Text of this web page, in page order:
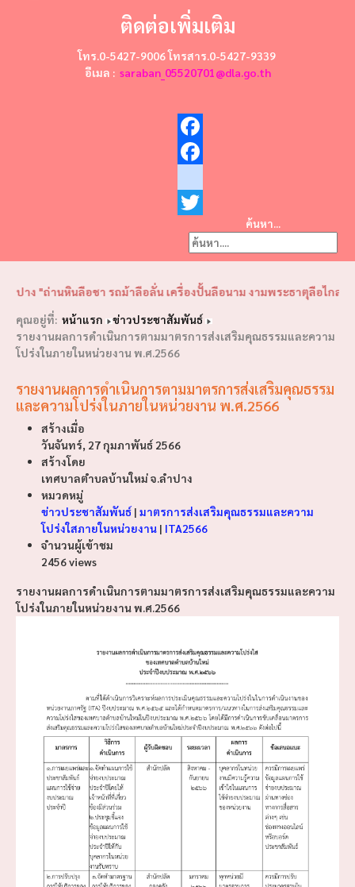
ติดต่อเพิ่มเติม
โทร.0-5427-9006 โทรสาร.0-5427-9339
อีเมล : saraban_05520701@dla.go.th
Twitter
ค้นหา...
"ถ่านหินลือชา รถม้าลือลั่น เครื่องปั้นลือนาม งามพระธาตุลือไกล ฝึกช้า
คุณอยู่ที่: หน้าแรก
ข่าวประชาสัมพันธ์
รายงานผลการดำเนินการตามมาตรการส่งเสริมคุณธรรมและความ
โปร่งในภายในหน่วยงาน พ.ศ.2566
รายงานผลการดำเนินการตามมาตรการส่งเสริมคุณธรรม
และความโปร่งในภายในหน่วยงาน พ.ศ.2566
สร้างเมื่อ
วันจันทร์, 27 กุมภาพันธ์ 2566
สร้างโดย
เทศบาลตำบลบ้านใหม่ จ.ลำปาง
หมวดหมู่
ข่าวประชาสัมพันธ์ | มาตรการส่งเสริมคุณธรรมและความ
โปร่งใสภายในหน่วยงาน | ITA2566
จำนวนผู้เข้าชม
2456 views
รายงานผลการดำเนินการตามมาตรการส่งเสริมคุณธรรมและความ
โปร่งในภายในหน่วยงาน พ.ศ.2566